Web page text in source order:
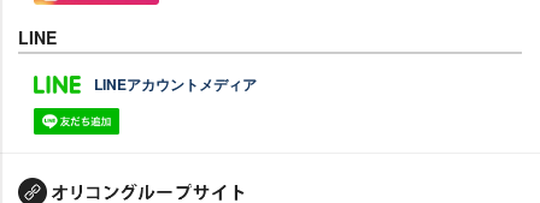
LINE
LINEアカウントメディア